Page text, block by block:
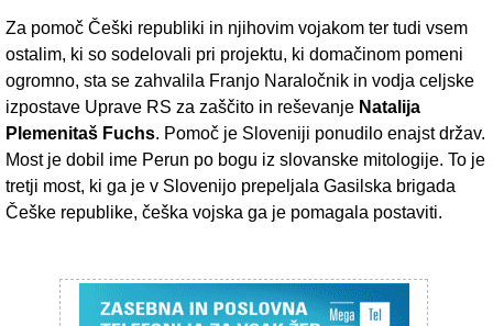
Za pomoč Češki republiki in njihovim vojakom ter tudi vsem
ostalim, ki so sodelovali pri projektu, ki domačinom pomeni
ogromno, sta se zahvalila Franjo Naraločnik in vodja celjske
izpostave Uprave RS za zaščito in reševanje Natalija
Plemenitaš Fuchs. Pomoč je Sloveniji ponudilo enajst držav.
Most je dobil ime Perun po bogu iz slovanske mitologije. To je
tretji most, ki ga je v Slovenijo prepeljala Gasilska brigada
Češke republike, češka vojska ga je pomagala postaviti.